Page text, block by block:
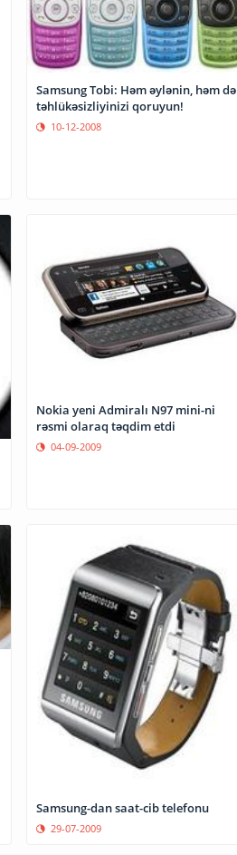
Samsung Tobi: Həm əylənin, həm də
təhlükəsizliyinizi qoruyun!
10-12-2008
Nokia yeni Admiralı N97 mini-ni
rəsmi olaraq təqdim etdi
04-09-2009
Samsung-dan saat-cib telefonu
29-07-2009